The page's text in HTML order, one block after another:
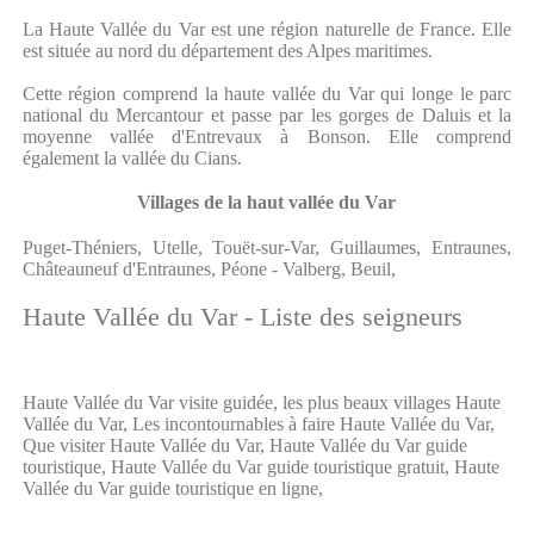
La Haute Vallée du Var est une région naturelle de France. Elle
est située au nord du département des Alpes maritimes.
Cette région comprend la haute vallée du Var qui longe le parc
national du Mercantour et passe par les gorges de Daluis et la
moyenne vallée d'Entrevaux à Bonson. Elle comprend
également la vallée du Cians.
Villages de la haut vallée du Var
Puget-Théniers, Utelle, Touët-sur-Var, Guillaumes, Entraunes,
Châteauneuf d'Entraunes, Péone - Valberg, Beuil,
Haute Vallée du Var - Liste des seigneurs
Haute Vallée du Var visite guidée, les plus beaux villages Haute
Vallée du Var, Les incontournables à faire Haute Vallée du Var,
Que visiter Haute Vallée du Var, Haute Vallée du Var guide
touristique, Haute Vallée du Var guide touristique gratuit, Haute
Vallée du Var guide touristique en ligne,